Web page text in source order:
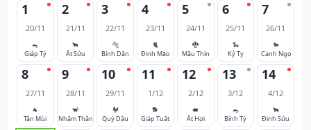
1
20/11
🐀
Giáp Tý
2
21/11
🐂
Ất Sửu
3
22/11
🐅
Bính Dần
4
23/11
🐈
Đinh Mão
5
24/11
🐉
Mậu Thìn
6
25/11
🐍
Kỷ Tỵ
7
26/11
🐎
Canh Ngọ
8
27/11
🐐
Tân Mùi
9
28/11
🐒
Nhâm Thân
10
29/11
🐓
Quý Dậu
11
1/12
🐕
Giáp Tuất
12
2/12
🐖
Ất Hợi
13
3/12
🐀
Bính Tý
14
4/12
🐂
Đinh Sửu